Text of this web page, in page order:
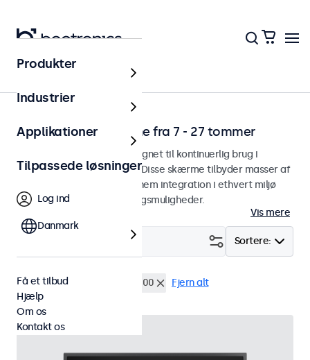
Hjem
Professionelle skærme fra 7 - 27 tommer
Professionelle skærme designet til kontinuerlig brug i
udfordrende applikationer. Disse skærme tilbyder masser af
monteringsmuligheder for nem integration i ethvert miljø
samt et stort antal indstillingsmuligheder.
Vis mere
Sortere:
Touchskærm VESA 100 x 100 Fjern alt
Produkter
Industrier
Applikationer
Tilpassede løsninger
Log ind
Danmark
Få et tilbud
Hjælp
Om os
Kontakt os